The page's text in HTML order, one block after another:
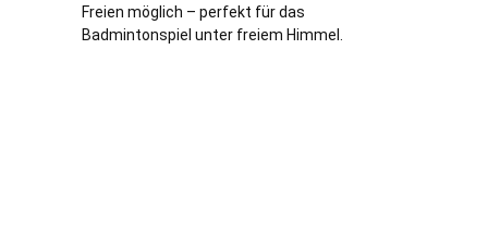
Freien möglich – perfekt für das
Badmintonspiel unter freiem Himmel.